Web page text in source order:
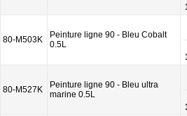
80-M503K
Peinture ligne 90 - Bleu Cobalt
0.5L
80-M527K
Peinture ligne 90 - Bleu ultra
marine 0.5L